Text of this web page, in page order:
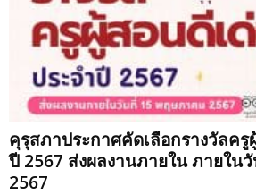
คุรุสภาประกาศคัดเลือกรางวัลครู
ปี 2567 ส่งผลงานภายใน ภายใ
2567